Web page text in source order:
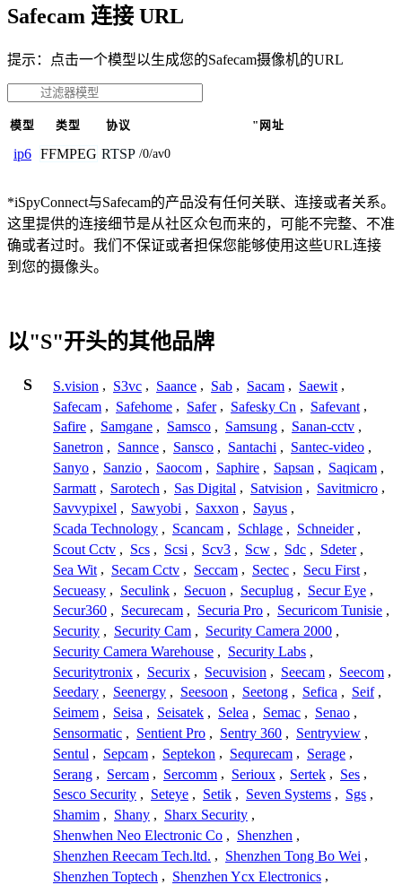
Safecam 连接 URL
提示：点击一个模型以生成您的Safecam摄像机的URL
模型 类型 协议 "网址
ip6 FFMPEG RTSP /0/av0
*iSpyConnect与Safecam的产品没有任何关联、连接或者关系。
这里提供的连接细节是从社区众包而来的，可能不完整、不准
确或者过时。我们不保证或者担保您能够使用这些URL连接
到您的摄像头。
以"S"开头的其他品牌
S S.vision , S3vc , Saance , Sab , Sacam , Saewit ,
Safecam , Safehome , Safer , Safesky Cn , Safevant ,
Safire , Samgane , Samsco , Samsung , Sanan-cctv ,
Sanetron , Sannce , Sansco , Santachi , Santec-video ,
Sanyo , Sanzio , Saocom , Saphire , Sapsan , Saqicam ,
Sarmatt , Sarotech , Sas Digital , Satvision , Savitmicro ,
Savvypixel , Sawyobi , Saxxon , Sayus ,
Scada Technology , Scancam , Schlage , Schneider ,
Scout Cctv , Scs , Scsi , Scv3 , Scw , Sdc , Sdeter ,
Sea Wit , Secam Cctv , Seccam , Sectec , Secu First ,
Secueasy , Seculink , Secuon , Secuplug , Secur Eye ,
Secur360 , Securecam , Securia Pro , Securicom Tunisie ,
Security , Security Cam , Security Camera 2000 ,
Security Camera Warehouse , Security Labs ,
Securitytronix , Securix , Secuvision , Seecam , Seecom ,
Seedary , Seenergy , Seesoon , Seetong , Sefica , Seif ,
Seimem , Seisa , Seisatek , Selea , Semac , Senao ,
Sensormatic , Sentient Pro , Sentry 360 , Sentryview ,
Sentul , Sepcam , Septekon , Sequrecam , Serage ,
Serang , Sercam , Sercomm , Serioux , Sertek , Ses ,
Sesco Security , Seteye , Setik , Seven Systems , Sgs ,
Shamim , Shany , Sharx Security ,
Shenwhen Neo Electronic Co , Shenzhen ,
Shenzhen Reecam Tech.ltd. , Shenzhen Tong Bo Wei ,
Shenzhen Toptech , Shenzhen Ycx Electronics ,